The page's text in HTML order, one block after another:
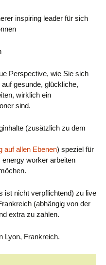
inspiring leader für sich
Perspective, wie Sie sich
gesunde, glückliche,
wirklich ein
sind.
(zusätzlich zu dem
auf allen Ebenen) speziel für
worker arbeiten
ist nicht verpflichtend) zu live
(abhängig von der
extra zu zahlen.
Lyon, Frankreich.